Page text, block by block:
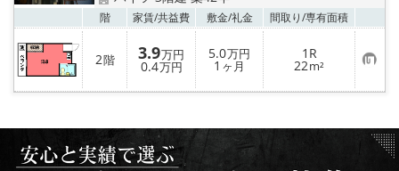
ハウスメーカー施工特集！
路線·駅から探す
IT重説について
階 家賃/共益費 敷金/礼金 間取り/専有面積
2階 3.9万円
0.4万円
5.0万円
1 ヶ月
1R
22m² お
気
に
登